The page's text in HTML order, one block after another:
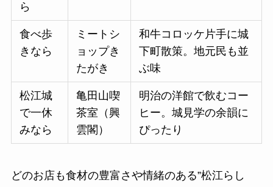
ら
食べ歩
きなら
ミートシ
ョップき
たがき
和牛コロッケ片手に城
下町散策。地元民も並
ぶ味
松江城
で一休
みなら
亀田山喫
茶室（興
雲閣）
明治の洋館で飲むコー
ヒー。城見学の余韻に
ぴったり
どのお店も食材の豊富さや情緒のある”松江らし